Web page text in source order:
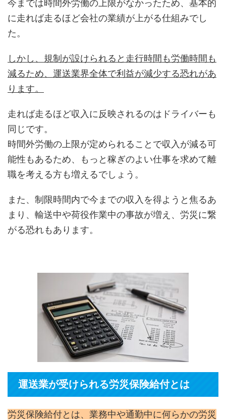
今までは時間外労働の上限がなかったため、基本的
に走れば走るほど会社の業績が上がる仕組みでし
た。
しかし、規制が設けられると走行時間も労働時間も
減るため、運送業界全体で利益が減少する恐れがあ
ります。
走れば走るほど収入に反映されるのはドライバーも
同じです。
時間外労働の上限が定められることで収入が減る可
能性もあるため、もっと稼ぎのよい仕事を求めて離
職を考える方も増えるでしょう。
また、制限時間内で今までの収入を得ようと焦るあ
まり、輸送中や荷役作業中の事故が増え、労災に繋
がる恐れもあります。
運送業が受けられる労災保険給付とは
労災保険給付とは、業務中や通勤中に何らかの労災